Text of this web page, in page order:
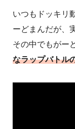
いつもドッキリ
ーどまんだが、
その中でもがー
なラップバトル